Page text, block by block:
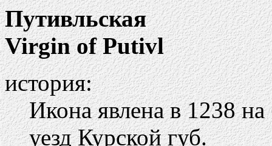
Путивльская
Virgin of Putivl
история:
Икона явлена в 1238
уезд Курской губ.